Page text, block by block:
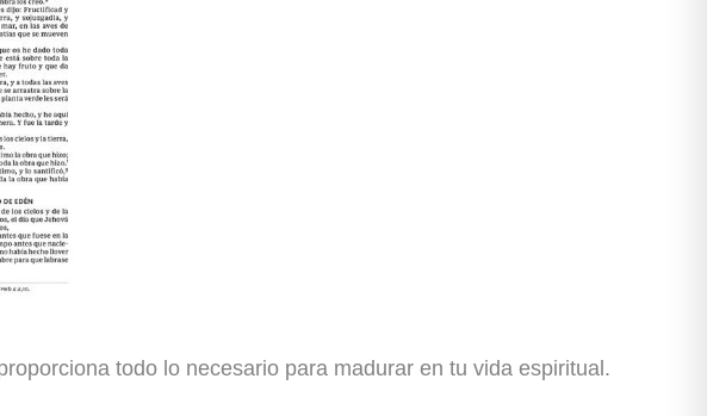
todo lo necesario para madurar en tu vida espiritual.